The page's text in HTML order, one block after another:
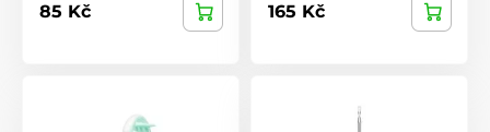
85 Kč 165 Kč